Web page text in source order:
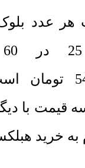
هر عدد
تومان
قیمت با
به خرید